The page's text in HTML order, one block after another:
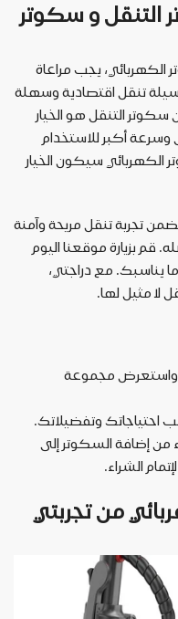
التنقل و سكوتر
الكهربائي، يجب مراعاة
تنقل اقتصادية وسهلة
التنقل هو الخيار
وسرعة أكبر للاستخدام
الكهربائي سيكون الخيار
تجربة تنقل مريحة وآمنة
قم بزيارة موقعنا اليوم
يناسبك. مع دراجتي،
لا مثيل لها.
واستعرض مجموعة
احتياجاتك وتفضيلاتك.
من إضافة السكوتر إلى
الشراء.
من تجربتي